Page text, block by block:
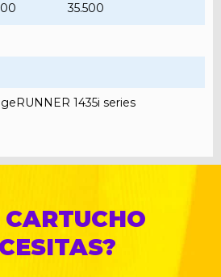
35.500
1435i series
CARTUCHO